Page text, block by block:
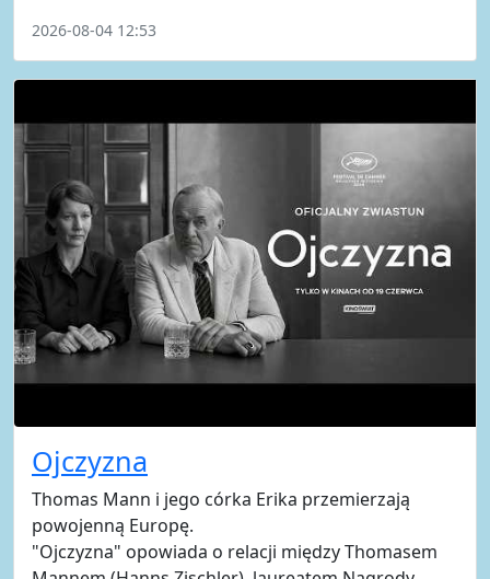
2026-08-04 12:53
Ojczyzna
Thomas Mann i jego córka Erika przemierzają
powojenną Europę.
"Ojczyzna" opowiada o relacji między Thomasem